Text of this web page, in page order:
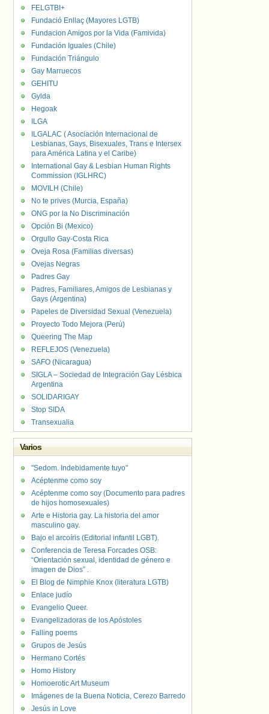
FELGTBI+
Fundació Enllaç (Mayores LGTB)
Fundacion Amigos por la Vida (Famivida)
Fundación Iguales (Chile)
Fundación Triángulo
Gay Marruecos
GEHITU
Gylda
Hegoak
ILGA
ILGALAC ( Asociación Internacional de
Lesbianas, Gays, Bisexuales, Trans e Intersex
para América Latina y el Caribe)
International Gay & Lesbian Human Rights
Commission (IGLHRC)
MOVILH (Chile)
No te prives (Murcia, España)
ONG por la No Discriminación
Opción Bi (Mexico)
Orgullo Gay-Costa Rica
Oveja Rosa (Familias diversas)
Ovejas Negras
Padres Gay
Padres, Familiares, Amigos de Lesbianas y
Gays (Argentina)
Papeles de Diversidad Sexual (Venezuela)
Proyecto Todo Mejora (Perú)
Queering The Map
REFLEJOS (Venezuela)
SAFO (Nicaragua)
SIGLA – Sociedad de Integración Gay Lésbica
Argentina
SOLIDARIGAY
Stop SIDA
Transexualia
Varios
"Sedom. Indebidamente tuyo"
Acéptenme como soy
Acéptenme como soy (Documento para padres
de hijos homosexuales)
Arte e Historia gay. La historia del amor
masculino gay.
Bajo el arcoíris (Editorial infantil LGBT).
Conferencia de Teresa Forcades OSB:
“Orientación sexual, identidad de género e
imagen de Dios” .
El Blog de Nimphie Knox (literatura LGTB)
Enlace judío
Evangelio Queer.
Evangelizadoras de los Apóstoles
Falling poems
Grupos de Jesús
Hermano Cortés
Homo History
Homoerotic Art Museum
Imágenes de la Buena Noticia, Cerezo Barredo
Jesús in Love